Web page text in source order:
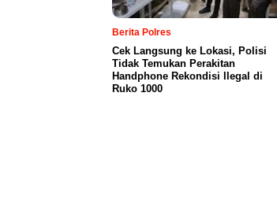
Berita Polres
Cek Langsung ke Lokasi, Polisi
Tidak Temukan Perakitan
Handphone Rekondisi Ilegal di
Ruko 1000